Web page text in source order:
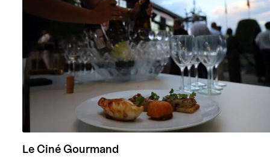
Le Ciné Gourmand